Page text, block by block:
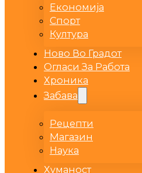
Економија
Спорт
Култура
Ново Во Градот
Огласи За Работа
Хроника
Забава
Рецепти
Магазин
Наука
Хуманост